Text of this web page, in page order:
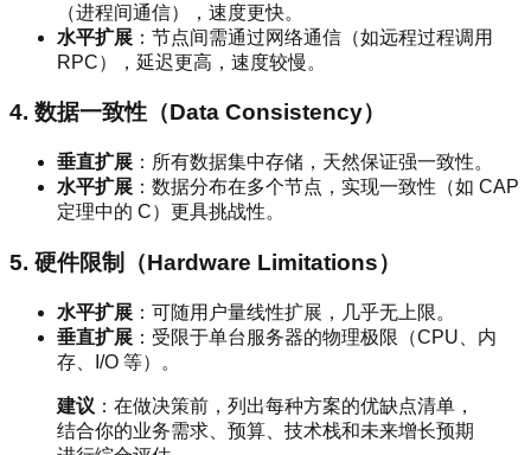
（进程间通信），速度更快。
水平扩展 ：节点间需通过网络通信（如远程过程调用
RPC），延迟更高，速度较慢。
4. 数据一致性（Data Consistency）
垂直扩展 ：所有数据集中存储，天然保证强一致性。
水平扩展 ：数据分布在多个节点，实现一致性（如 CAP
定理中的 C）更具挑战性。
5. 硬件限制（Hardware Limitations）
水平扩展 ：可随用户量线性扩展，几乎无上限。
垂直扩展 ：受限于单台服务器的物理极限（CPU、内
存、I/O 等）。
建议 ：在做决策前，列出每种方案的优缺点清单，
结合你的业务需求、预算、技术栈和未来增长预期